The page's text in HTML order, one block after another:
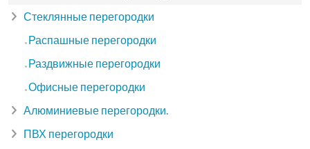
Стеклянные перегородки
Распашные перегородки
Раздвижные перегородки
Офисные перегородки
Алюминиевые перегородки.
ПВХ перегородки